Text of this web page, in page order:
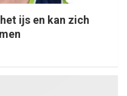
ijs en kan zich